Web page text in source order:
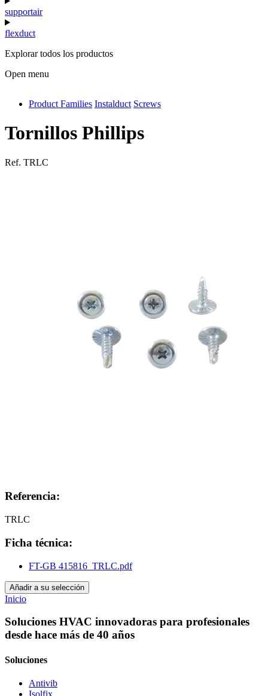
supportair
flexduct
Explorar todos los productos
Open menu
antivib
isolfix
Product Families Instalduct Screws
Tornillos Phillips
Ref. TRLC
Referencia:
TRLC
Ficha técnica:
FT-GB 415816_TRLC.pdf
Añadir a su selección
Inicio
Soluciones HVAC innovadoras para profesionales
desde hace más de 40 años
Soluciones
Antivib
Isolfix